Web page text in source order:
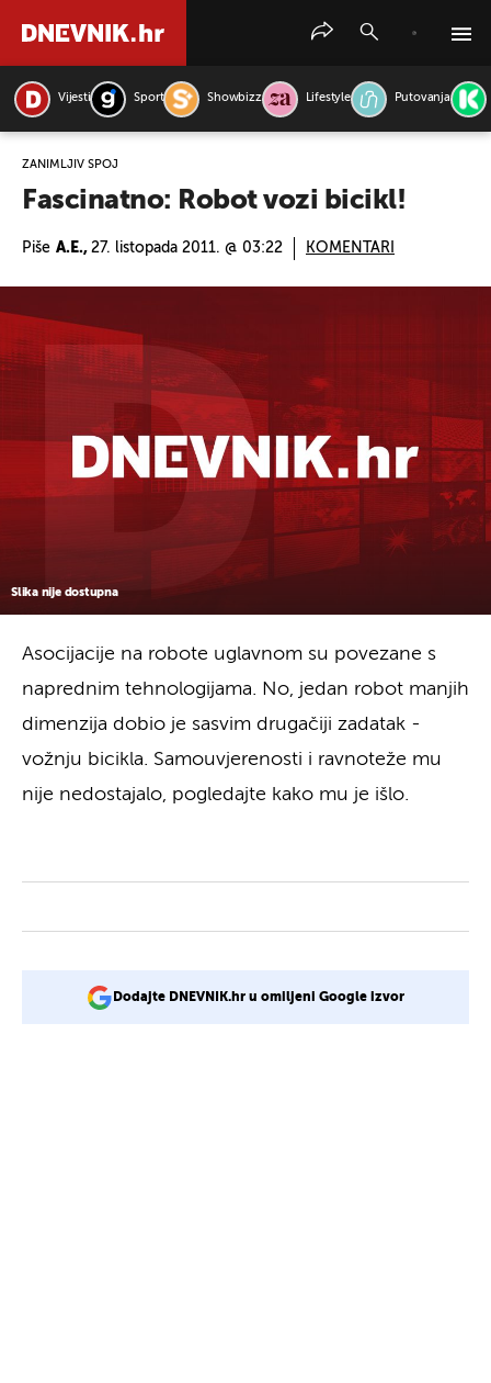
Vijesti Sport Showbizz Lifestyle Putovanja
ZANIMLJIV SPOJ
Fascinatno: Robot vozi bicikl!
Piše A.E., 27. listopada 2011. @ 03:22 KOMENTARI
Slika nije dostupna
Asocijacije na robote uglavnom su povezane s
naprednim tehnologijama. No, jedan robot manjih
dimenzija dobio je sasvim drugačiji zadatak -
vožnju bicikla. Samouvjerenosti i ravnoteže mu
nije nedostajalo, pogledajte kako mu je išlo.
Dodajte DNEVNIK.hr u omiljeni Google izvor
PRETRAŽITE VIJESTI